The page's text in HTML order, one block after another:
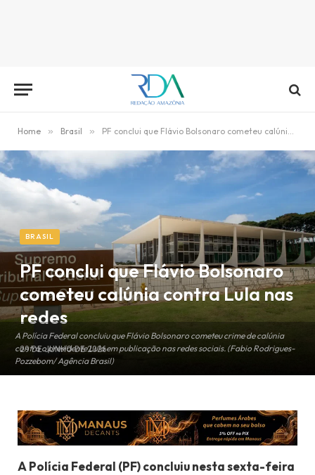
Home » Brasil » PF conclui que Flávio Bolsonaro cometeu calúnia contra Lula nas redes
A Polícia Federal concluiu que Flávio Bolsonaro cometeu crime de calúnia
contra o presidente Lula em publicação nas redes sociais. (Fabio Rodrigues-
Pozzebom/ Agência Brasil)
BRASIL
PF conclui que Flávio Bolsonaro
cometeu calúnia contra Lula nas
redes
29 DE JUNHO DE 2026
A Polícia Federal (PF) concluiu nesta sexta-feira